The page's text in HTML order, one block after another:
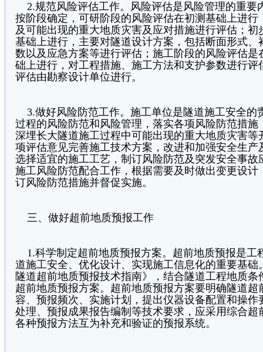
2.规范风险评估工作。风险评估是风险管理的重要
按阶段确定，可研阶段的风险评估在初测基础上进
及可能出现的重大地质灾害及应对措施进行评估；
基础上进行，主要对隧道设计方案，包括断面形式
数以及应急方案等进行评估；施工阶段的风险评估
础上进行，对工程措施、施工方法和支护参数进行
评估由勘察设计单位进行。
3.做好风险防范工作。施工单位是隧道施工安全的
过程的风险防范和风险管理，落实各项风险防范措
深埋长大隧道施工过程中可能出现的重大地质灾害
项评估意见完善施工技术方案，改进和加强安全生
选择适宜的施工工艺，制订风险防范及突发安全事
施工风险防范配合工作，根据需要及时做出变更设
订风险防范措施并督促实施。
三、做好超前地质预报工作
1.科学制定超前地质预报方案。超前地质预报是工
道施工安全、优化设计、实现施工信息化的重要基
隧道超前地质预报技术指南》，结合隧道工程地质
超前地质预报方案。超前地质预报方案要明确隧道
容、预报频次、实施计划，提出仪器设备配置和操
处理、预报成果报告编制等技术要求，应采用综合
各种预报方法互为补充和验证的预报系统。